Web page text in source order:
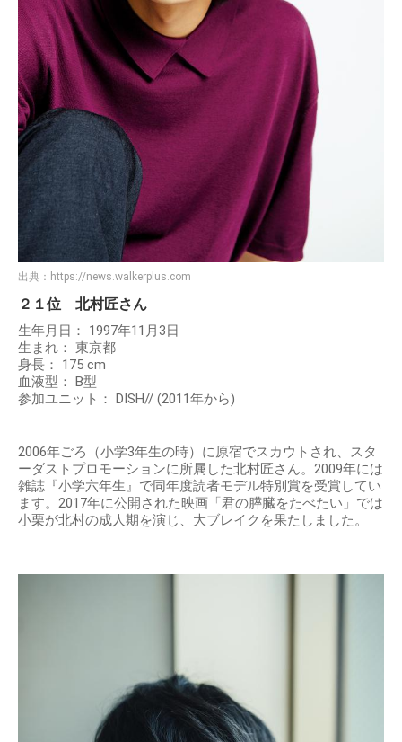
出典： https://news.walkerplus.com
２１位 北村匠さん
生年月日： 1997年11月3日
生まれ： 東京都
身長： 175 cm
血液型： B型
参加ユニット： DISH// (2011年から)
2006年ごろ（小学3年生の時）に原宿でスカウトされ、スタ
ーダストプロモーションに所属した北村匠さん。2009年には
雑誌『小学六年生』で同年度読者モデル特別賞を受賞してい
ます。2017年に公開された映画「君の膵臓をたべたい」では
小栗が北村の成人期を演じ、大ブレイクを果たしました。